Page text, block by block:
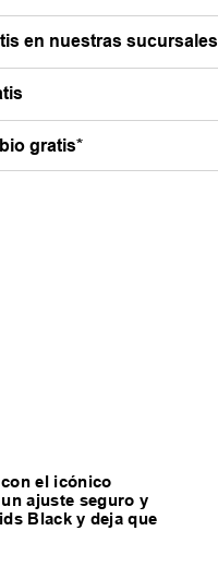
en nuestras sucursales
gratis*
el icónico
ajuste seguro y
Black y deja que